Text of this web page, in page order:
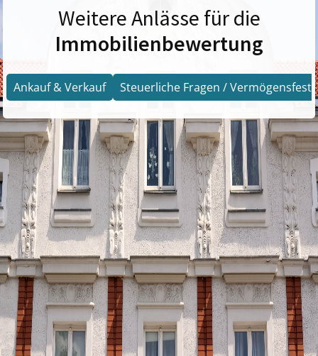
Weitere Anlässe für die
Immobilienbewertung
Ankauf & Verkauf Steuerliche Fragen /